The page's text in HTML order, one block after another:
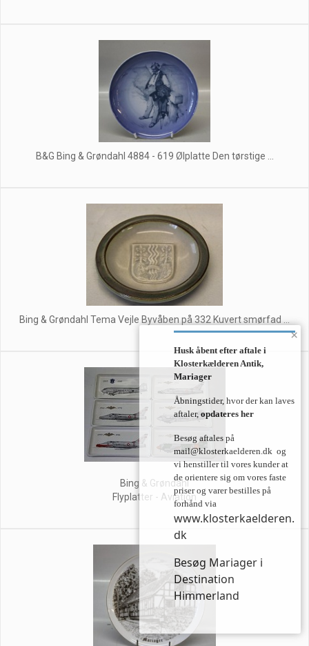
B&G Bing & Grøndahl 4884 - 619 Ølplatte Den tørstige ...
Bing & Grøndahl Tema Vejle Byvåben på 332 Kuvert smørfad ...
Bing & Grøndahl
Flyplatter - Aviation
×
Husk åbent efter aftale i
Klosterkælderen Antik,
Mariager
Åbningstider, hvor der kan laves
aftaler, opdateres her
Besøg aftales på
mail@klosterkaelderen.dk og
vi henstiller til vores kunder at
de orientere sig om vores faste
priser og varer bestilles på
forhånd via
www.klosterkaelderen.
dk
Besøg Mariager i
Destination
Himmerland